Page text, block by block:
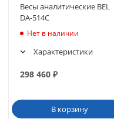
Весы аналитические BEL
DA-514C
Нет в наличии
Характеристики
298 460 ₽
В корзину